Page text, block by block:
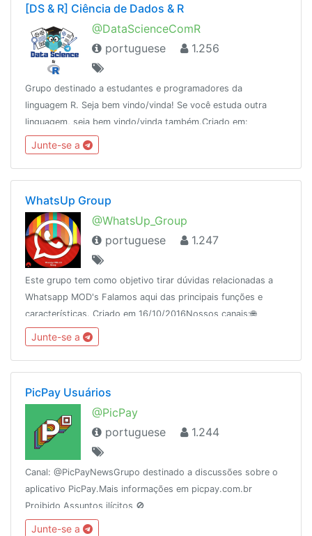
[DS & R] Ciência de Dados & R
@DataScienceComR
portuguese
1.256
Grupo destinado a estudantes e programadores da
linguagem R. Seja bem vindo/vinda! Se você estuda outra
linguagem, seja bem vindo/vinda também.Criado em:
01/10/2018 Veja mais em:
https://datasciencecomr.netlify.com/static/about
Junte-se a
WhatsUp Group
@WhatsUp_Group
portuguese
1.247
Este grupo tem como objetivo tirar dúvidas relacionadas a
Whatsapp MOD's Falamos aqui das principais funções e
características. Criado em 16/10/2016Nossos canais:🌐
@WhatsUp_Mod (MOD)🎨 @WhatsUp_Themes (TEMAS)
Junte-se a
PicPay Usuários
@PicPay
portuguese
1.244
Canal: @PicPayNewsGrupo destinado a discussões sobre o
aplicativo PicPay.Mais informações em picpay.com.br
Proibido Assuntos ilícitos 🚫
Junte-se a